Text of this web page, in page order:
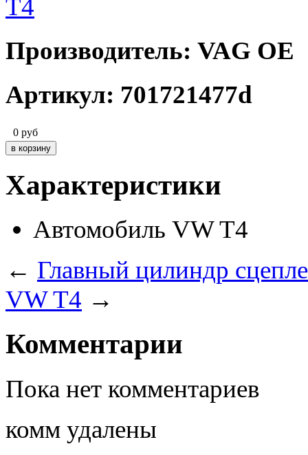
Производитель: VAG OE
Артикул: 701721477d
0 руб
Характеристики
Автомобиль VW T4
← Главный цилиндр
VW T4 →
Комментарии
Пока нет комментариев
комм удалены